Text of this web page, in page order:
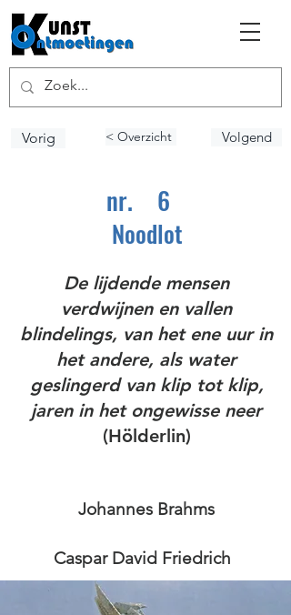
Vorig < Overzicht Volgend
nr. 6
Noodlot
De lijdende mensen
verdwijnen en vallen
blindelings, van het ene uur in
het andere, als water
geslingerd van klip tot klip,
jaren in het ongewisse neer
(Hölderlin)
Johannes Brahms
Caspar David Friedrich